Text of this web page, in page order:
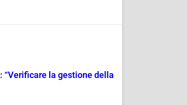
“Verificare la gestione della